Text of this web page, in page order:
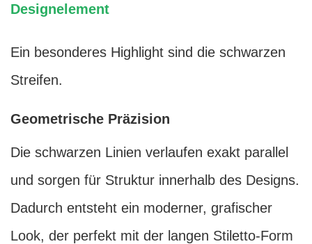
Designelement
Ein besonderes Highlight sind die schwarzen
Streifen.
Geometrische Präzision
Die schwarzen Linien verlaufen exakt parallel
und sorgen für Struktur innerhalb des Designs.
Dadurch entsteht ein moderner, grafischer
Look, der perfekt mit der langen Stiletto-Form